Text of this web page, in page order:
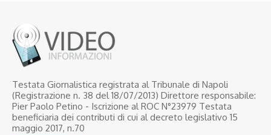
Testata Giornalistica registrata al Tribunale di Napoli
(Registrazione n. 38 del 18/07/2013) Direttore responsabile:
Pier Paolo Petino - Iscrizione al ROC N°23979 Testata
beneficiaria dei contributi di cui al decreto legislativo 15
maggio 2017, n.70